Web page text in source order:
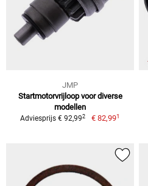
JMP
Startmotorvrijloop voor diverse
modellen
Adviesprijs € 92,992 € 82,991